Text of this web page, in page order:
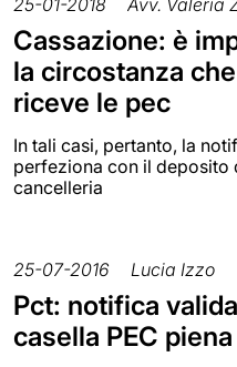
25-01-2018 Avv. Valeria
Cassazione: è
la circostanza
riceve le pec
In tali casi, pertanto, la
perfeziona con il
cancelleria
25-07-2016 Lucia Izzo
Pct: notifica
casella PEC piena